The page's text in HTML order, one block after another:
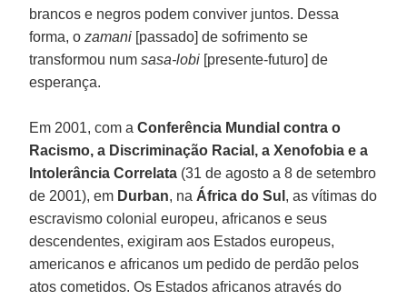
brancos e negros podem conviver juntos. Dessa
forma, ozamani [passado] de sofrimento se
transformou numsasa-lobi [presente-futuro] de
esperança.
Em 2001, com aConferência Mundial contra o
Racismo, a Discriminação Racial, a Xenofobia e a
Intolerância Correlata (31 de agosto a 8 de setembro
de 2001), em Durban, na África do Sul , as vítimas do
escravismo colonial europeu, africanos e seus
descendentes, exigiram aos Estados europeus,
americanos e africanos um pedido de perdão pelos
atos cometidos. Os Estados africanos através do